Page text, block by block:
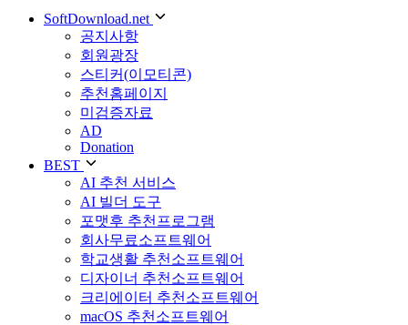
SoftDownload.net
공지사항
회원광장
스티커(이모티콘)
추천홈페이지
미검증자료
AD
Donation
BEST
AI 추천 서비스
AI 빌더 도구
포맷후 추천프로그램
회사무료소프트웨어
학교생활 추천소프트웨어
디자이너 추천소프트웨어
크리에이터 추천소프트웨어
macOS 추천소프트웨어